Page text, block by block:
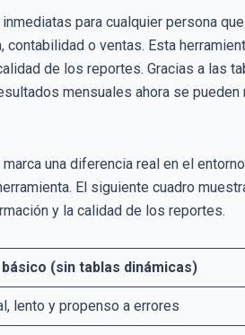
para cualquier persona
o ventas. Esta
de los reportes. Gracias a las
mensuales ahora se
una diferencia real en el
El siguiente cuadro
y la calidad de los reportes.
básico (sin tablas dinámicas)
lento y propenso a errores